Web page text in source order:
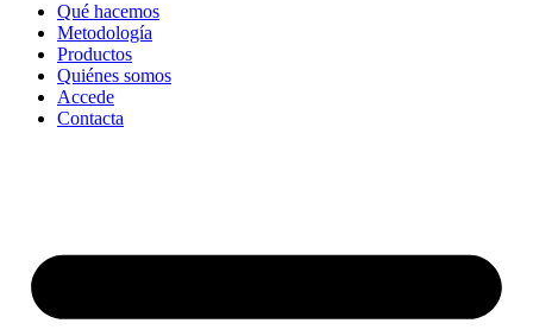
Qué hacemos
Metodología
Productos
Quiénes somos
Accede
Contacta